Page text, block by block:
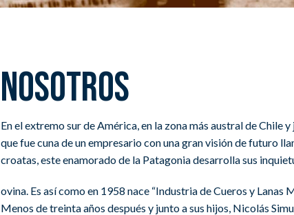
Nosotros
En el extremo sur de América, en la zona más austral de Chile
que fue cuna de un empresario con una gran visión de futuro
croatas, este enamorado de la Patagonia desarrolla sus
ovina. Es así como en 1958 nace “Industria de Cueros y
Menos de treinta años después y junto a sus hijos, Nicolás